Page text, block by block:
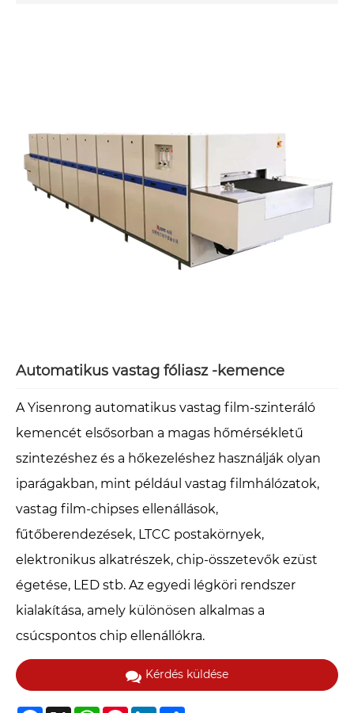
Automatikus vastag fóliasz -kemence
A Yisenrong automatikus vastag film-szinteráló
kemencét elsősorban a magas hőmérsékletű
szintezéshez és a hőkezeléshez használják olyan
iparágakban, mint például vastag filmhálózatok,
vastag film-chipses ellenállások,
fűtőberendezések, LTCC postakörnyek,
elektronikus alkatrészek, chip-összetevők ezüst
égetése, LED stb. Az egyedi légköri rendszer
kialakítása, amely különösen alkalmas a
csúcspontos chip ellenállókra.
Kérdés küldése